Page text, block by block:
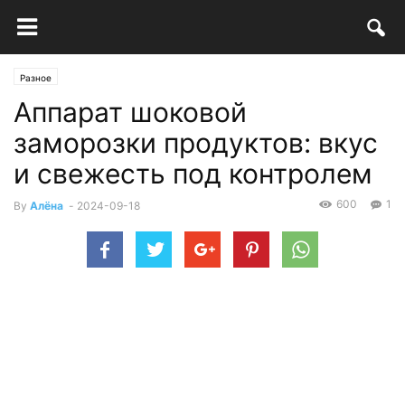
Разное
Аппарат шоковой
заморозки продуктов: вкус
и свежесть под контролем
By Алёна - 2024-09-18 1
600